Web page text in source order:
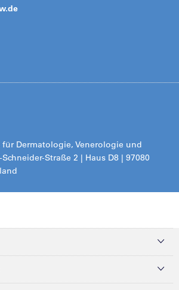
Dermatologie, Venerologie und
Straße 2 | Haus D8 | 97080